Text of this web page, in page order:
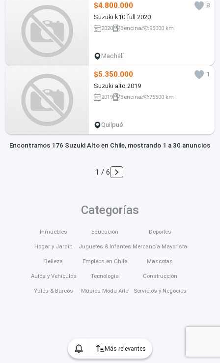
Más relevantes
$4.800.000
8
Suzuki k10 full 2020
2020 Bencina 95000 km
Machalí
$5.350.000
1
Suzuki alto 2019
2019 Bencina 75500 km
Quilpué
Encontramos 176 Suzuki Alto en Chile, mostrando 1 a 30 anuncios
1 / 6
Categorías
Inmuebles
Hogar y Jardín
Belleza
Autos y Vehículos
Yates & Barcos
Educación
Juguetes & Infantes
Empleos en Chile
Tecnología
Música Moda Arte
Deportes
Mercancía Mayorista
Mascotas
Construcción
Servicios y Negocios